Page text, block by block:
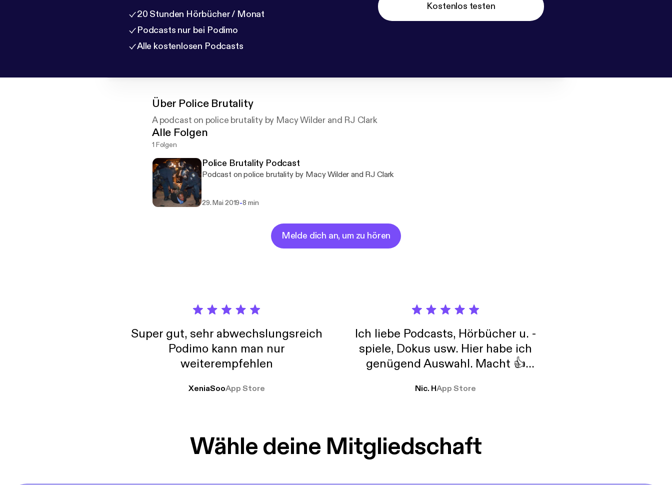
20 Stunden Hörbücher / Monat
Podcasts nur bei Podimo
Alle kostenlosen Podcasts
Kostenlos testen
Über Police Brutality
A podcast on police brutality by Macy Wilder and RJ Clark
Alle Folgen
1 Folgen
Police Brutality Podcast
Podcast on police brutality by Macy Wilder and RJ Clark
29. Mai 2019-8 min
Melde dich an, um zu hören
Super gut, sehr abwechslungsreich
Podimo kann man nur
weiterempfehlen
XeniaSooApp Store
Ich liebe Podcasts, Hörbücher u. -
spiele, Dokus usw. Hier habe ich
genügend Auswahl. Macht 👍
Nic. HApp Store
Wähle deine Mitgliedschaft